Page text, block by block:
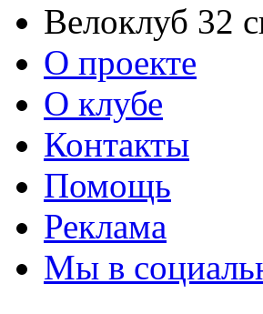
Велоклуб 32
О проекте
О клубе
Контакты
Помощь
Реклама
Мы в